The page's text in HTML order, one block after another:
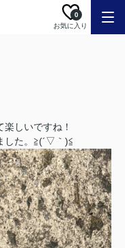
お気に入り
0
しいですね！
した。≧(´▽｀)≦